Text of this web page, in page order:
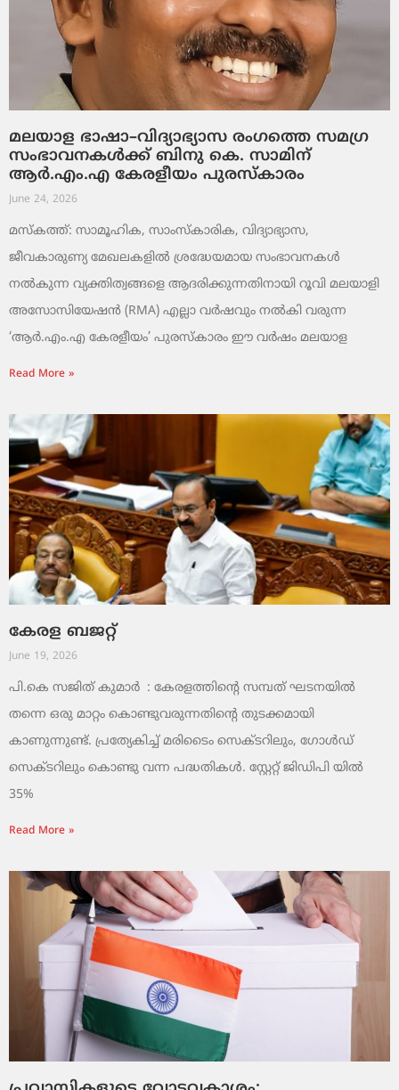
മലയാള ഭാഷാ–വിദ്യാഭ്യാസ രംഗത്തെ സമഗ്ര
സംഭാവനകൾക്ക് ബിനു കെ. സാമിന്
ആർ.എം.എ കേരളീയം പുരസ്‌കാരം
June 24, 2026
മസ്കത്ത്: സാമൂഹിക, സാംസ്‌കാരിക, വിദ്യാഭ്യാസ,
ജീവകാരുണ്യ മേഖലകളിൽ ശ്രദ്ധേയമായ സംഭാവനകൾ
നൽകുന്ന വ്യക്തിത്വങ്ങളെ ആദരിക്കുന്നതിനായി റൂവി മലയാളി
അസോസിയേഷൻ (RMA) എല്ലാ വർഷവും നൽകി വരുന്ന
‘ആർ.എം.എ കേരളീയം’ പുരസ്‌കാരം ഈ വർഷം മലയാള
Read More »
കേരള ബജറ്റ്
June 19, 2026
പി.കെ സജിത് കുമാര്‍ : കേരളത്തിന്റെ സമ്പത് ഘടനയിൽ
തന്നെ ഒരു മാറ്റം കൊണ്ടുവരുന്നതിന്റെ തുടക്കമായി
കാണുന്നുണ്ട്. പ്രത്യേകിച്ച് മരിടൈം സെക്ടറിലും, ഗോൾഡ്
സെക്ടറിലും കൊണ്ടു വന്ന പദ്ധതികൾ. സ്റ്റേറ്റ് ജിഡിപി യിൽ
35%
Read More »